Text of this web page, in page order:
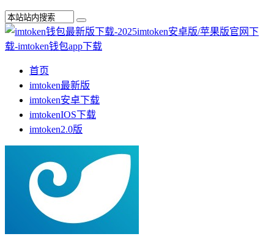
首页
imtoken最新版
imtoken安卓下载
imtokenIOS下载
imtoken2.0版